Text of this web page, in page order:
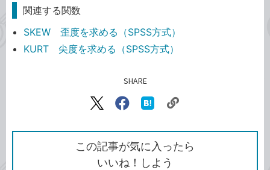
関連する関数
SKEW 歪度を求める（SPSS方式）
KURT 尖度を求める（SPSS方式）
SHARE
X（旧
で
シ
ェ
ア
Facebook
シ
ェ
ア
な
ブ
ッ
ク
ク
を
コ
この記事が気に入ったら
いいね！しよう